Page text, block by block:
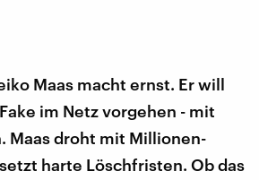
Maas macht ernst. Er will
im Netz vorgehen - mit
Maas droht mit Millionen-
harte Löschfristen. Ob das